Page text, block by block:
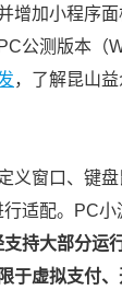
增加小程序
公测版本（
，了解昆山
义窗口、键
适配。PC小
支持大部分运
于虚拟支付